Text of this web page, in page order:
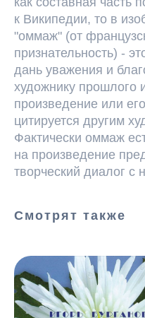
к Википедии, то в
"оммаж" (от
признательность) -
дань уважения и
художнику прошлого
произведение или
цитируется другим
Фактически оммаж
на произведение
творческий диалог с
Смотрят также
Игоря
образовательной
Л035-01298-77/
от 16 февраля